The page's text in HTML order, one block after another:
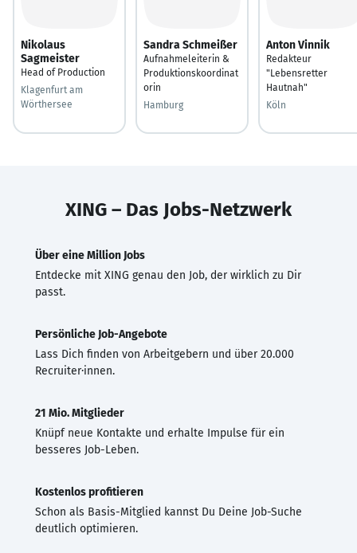
Nikolaus
Sagmeister
Head of Production
Klagenfurt am
Wörthersee
Sandra Schmeißer
Aufnahmeleiterin &
Produktionskoordinat
orin
Hamburg
Anton Vinnik
Redakteur
"Lebensretter
Hautnah"
Köln
XING – Das Jobs-Netzwerk
Über eine Million Jobs
Entdecke mit XING genau den Job, der wirklich zu Dir
passt.
Persönliche Job-Angebote
Lass Dich finden von Arbeitgebern und über 20.000
Recruiter·innen.
21 Mio. Mitglieder
Knüpf neue Kontakte und erhalte Impulse für ein
besseres Job-Leben.
Kostenlos profitieren
Schon als Basis-Mitglied kannst Du Deine Job-Suche
deutlich optimieren.